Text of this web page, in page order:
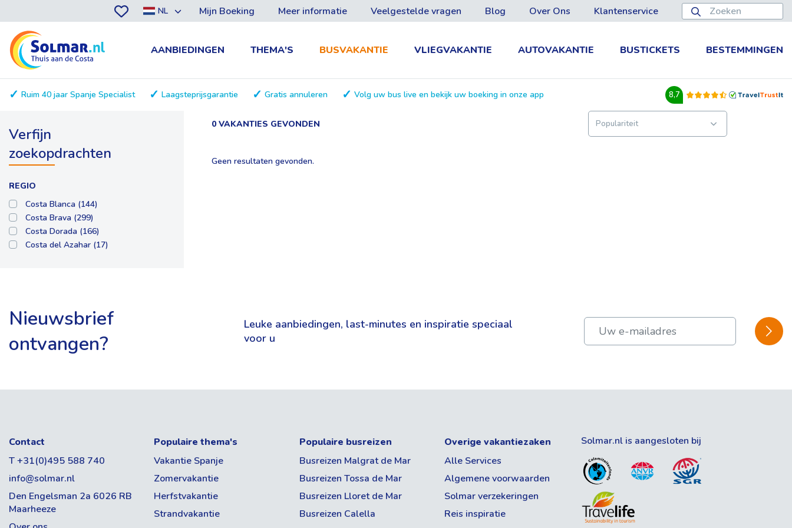
NL Mijn Boeking Meer informatie Veelgestelde vragen Blog Over Ons Klantenservice
AANBIEDINGEN THEMA'S BUSVAKANTIE VLIEGVAKANTIE AUTOVAKANTIE BUSTICKETS BESTEMMINGEN
Ruim 40 jaar Spanje Specialist Laagsteprijsgarantie Gratis annuleren Volg uw bus live en bekijk uw boeking in onze app 8,7
Verfijn
zoekopdrachten
REGIO
Costa Blanca (144)
Costa Brava (299)
Costa Dorada (166)
Costa del Azahar (17)
0 VAKANTIES GEVONDEN
Geen resultaten gevonden.
Nieuwsbrief
ontvangen?
Leuke aanbiedingen, last-minutes en inspiratie speciaal
voor u
Contact
T +31(0)495 588 740
info@solmar.nl
Den Engelsman 2a 6026 RB
Maarheeze
Populaire thema's
Vakantie Spanje
Zomervakantie
Herfstvakantie
Strandvakantie
Populaire busreizen
Busreizen Malgrat de Mar
Busreizen Tossa de Mar
Busreizen Lloret de Mar
Busreizen Calella
Overige vakantiezaken
Alle Services
Algemene voorwaarden
Solmar verzekeringen
Reis inspiratie
Solmar.nl is aangesloten bij